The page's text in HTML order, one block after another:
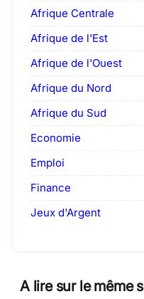
Afrique Centrale
Afrique de l'Est
Afrique de l'Ouest
Afrique du Nord
Afrique du Sud
Economie
Emploi
Finance
Jeux d'Argent
A lire sur le même